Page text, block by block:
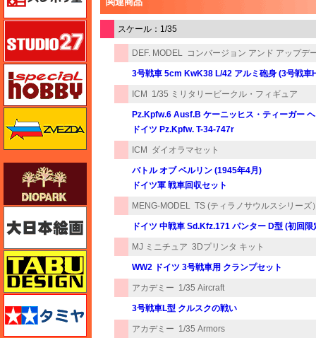
スケール：1/35
DEF. MODEL コンバージョン アンド アップデ
3号戦車 5cm KwK38 L/42 アルミ砲身 (3号戦車
ICM 1/35 ミリタリービークル・フィギュア
Pz.Kpfw.6 Ausf.B ケーニッヒス・ティーガー
ドイツ Pz.Kpfw. T-34-747r
ICM ダイオラマセット
バトル オブ ベルリン (1945年4月)
ドイツ軍 戦車回収セット
MENG-MODEL TS (ティラノサウルスシリーズ
ドイツ 中戦車 Sd.Kfz.171 パンター D型 (初回限
MJ ミニチュア 3Dプリンタ キット
WW2 ドイツ 3号戦車用 クランプセット
アカデミー 1/35 Aircraft
3号戦車L型 クルスクの戦い
アカデミー 1/35 Armors
スタジオ27・タブデザイン
スペシャルホビー
ズベズダ（Zvezda）
ダイオパーク（diopark）
タブデザイン・スタジオ27